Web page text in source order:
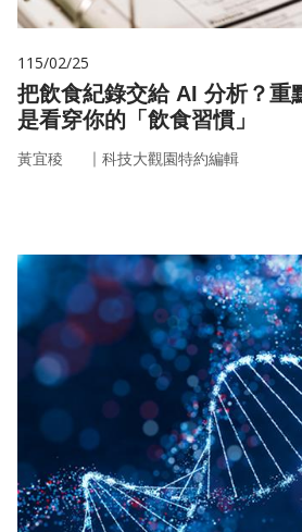
115/02/25
把飲食紀錄交給 AI 分析？重
是看穿你的「飲食習慣」
黃宜稜 ｜ 科技大觀園特約編輯